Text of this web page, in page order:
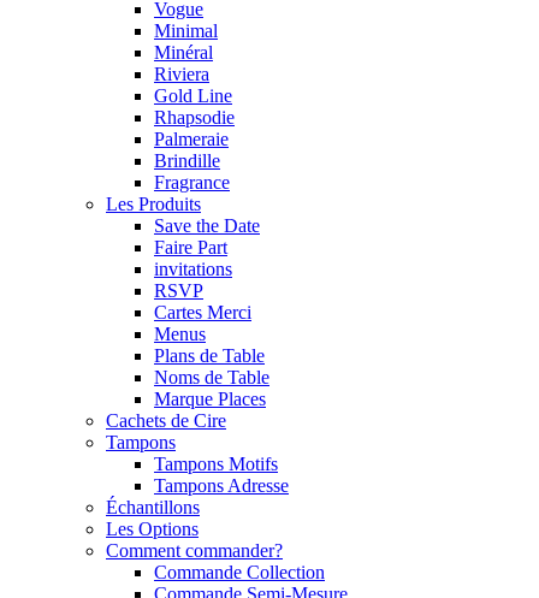
Vogue
Minimal
Minéral
Riviera
Gold Line
Rhapsodie
Palmeraie
Brindille
Fragrance
Les Produits
Save the Date
Faire Part
invitations
RSVP
Cartes Merci
Menus
Plans de Table
Noms de Table
Marque Places
Cachets de Cire
Tampons
Tampons Motifs
Tampons Adresse
Échantillons
Les Options
Comment commander?
Commande Collection